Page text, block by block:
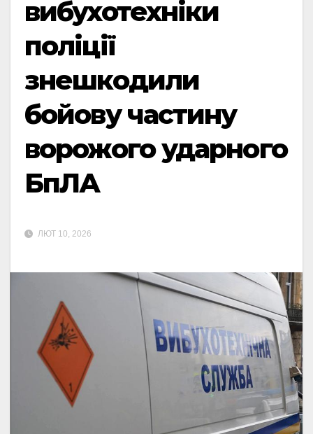
вибухотехніки
поліції
знешкодили
бойову частину
ворожого ударного
БпЛА
ЛЮТ 10, 2026